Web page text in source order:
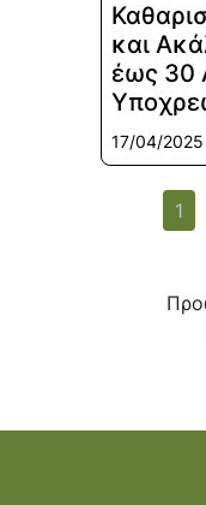
και
έως 30
17/04/2025
1